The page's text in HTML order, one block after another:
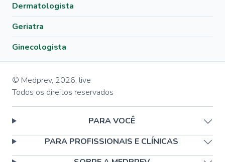
Dermatologista
Geriatra
Ginecologista
© Medprev, 2026, live
Todos os direitos reservados
PARA VOCÊ
PARA PROFISSIONAIS E CLÍNICAS